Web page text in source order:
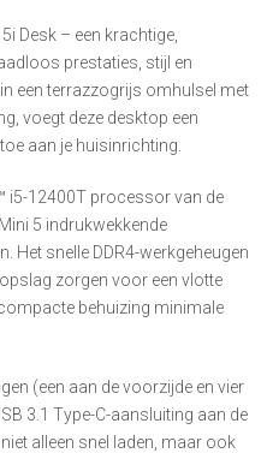
Desk – een krachtige,
prestaties, stijl en
een terrazzogrijs omhulsel met
voegt deze desktop een
aan je huisinrichting.
i5-12400T processor van de
5 indrukwekkende
Het snelle DDR4-werkgeheugen
zorgen voor een vlotte
behuizing minimale
(een aan de voorzijde en vier
3.1 Type-C-aansluiting aan de
alleen snel laden, maar ook